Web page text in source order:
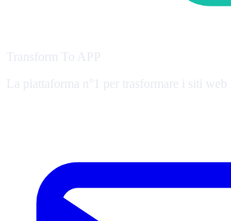
Transform To APP
La piattaforma n°1 per trasformare i siti web